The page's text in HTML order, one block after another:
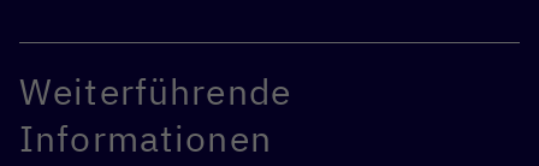
umfangreichen Erfahrungen und Strukturen von Make-IT
Entscheider*innen auf regionaler und nationaler Ebene.
Weiterführende
Informationen